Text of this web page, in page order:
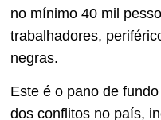
no mínimo 40 mil
trabalhadores,
negras.
Este é o pano de
dos conflitos no país,